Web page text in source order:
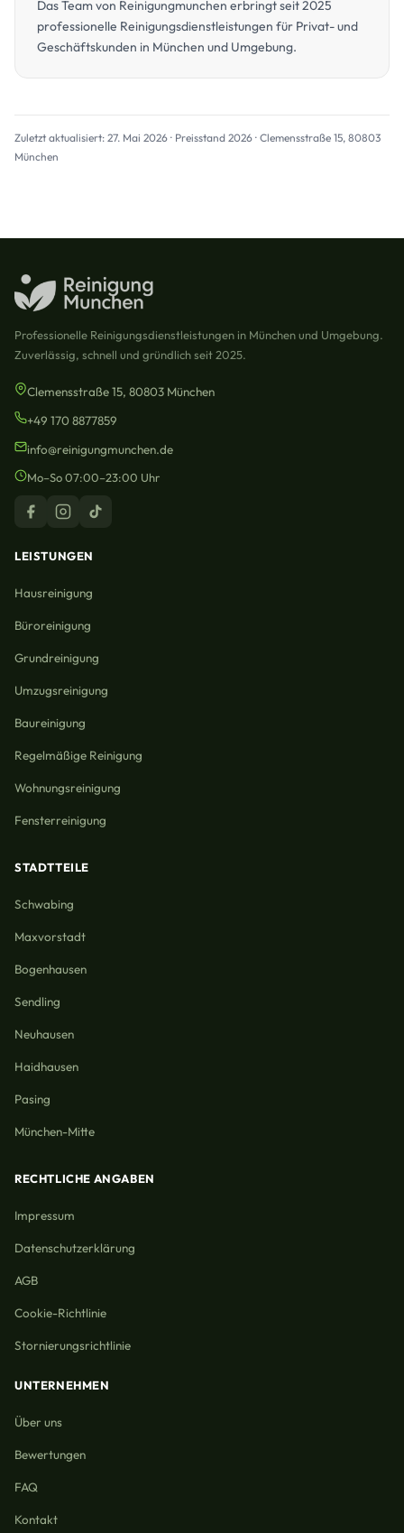
Das Team von Reinigungmunchen erbringt seit 2025
professionelle Reinigungsdienstleistungen für Privat- und
Geschäftskunden in München und Umgebung.
Zuletzt aktualisiert: 27. Mai 2026 · Preisstand 2026 · Clemensstraße 15, 80803
München
Professionelle Reinigungsdienstleistungen in München und Umgebung.
Zuverlässig, schnell und gründlich seit 2025.
Clemensstraße 15, 80803 München
+49 170 8877859
info@reinigungmunchen.de
Mo–So 07:00–23:00 Uhr
LEISTUNGEN
Hausreinigung
Büroreinigung
Grundreinigung
Umzugsreinigung
Baureinigung
Regelmäßige Reinigung
Wohnungsreinigung
Fensterreinigung
STADTTEILE
Schwabing
Maxvorstadt
Bogenhausen
Sendling
Neuhausen
Haidhausen
Pasing
München-Mitte
RECHTLICHE ANGABEN
Impressum
Datenschutzerklärung
AGB
Cookie-Richtlinie
Stornierungsrichtlinie
UNTERNEHMEN
Über uns
Bewertungen
FAQ
Kontakt